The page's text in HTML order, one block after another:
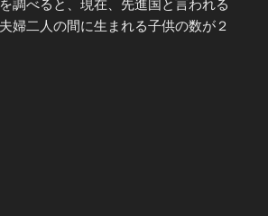
調べると、現在、先進国と言われる
婦二人の間に生まれる子供の数が２